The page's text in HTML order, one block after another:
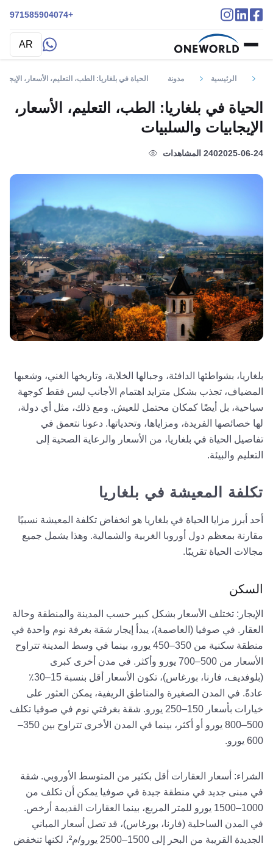
+971585904074
AR
الرئيسية مدونة الحياة في بلغاريا: الطب، التعليم، الأسعار،
الحياة في بلغاريا: الطب، التعليم، الأسعار،
الإيجابيات والسلبيات
2025-06-24240 المشاهدات
بلغاريا، بشواطئها الدافئة، وجبالها الخلابة، وتاريخها الغني، وشعبها
المضياف، تجذب بشكل متزايد اهتمام الأجانب ليس فقط كوجهة
سياحية، بل أيضًا كمكان محتمل للعيش. ومع ذلك، مثل أي دولة،
لها خصائصها الفريدة، ومزاياها، وتحدياتها. دعونا نتعمق في
تفاصيل الحياة في بلغاريا، من الأسعار والرعاية الصحية إلى
التعليم والبيئة.
تكلفة المعيشة في بلغاريا
أحد أبرز مزايا الحياة في بلغاريا هو انخفاض تكلفة المعيشة نسبيًا
مقارنة بمعظم دول أوروبا الغربية والشمالية. وهذا يشمل جميع
مجالات الحياة تقريبًا.
السكن
الإيجار: تختلف الأسعار بشكل كبير حسب المدينة والمنطقة وحالة
العقار. في صوفيا (العاصمة)، يبدأ إيجار شقة بغرفة نوم واحدة في
منطقة سكنية من 350–450 يورو، بينما في وسط المدينة تتراوح
الأسعار من 500–700 يورو وأكثر. في مدن أخرى كبرى
(بلوفديف، فارنا، بورغاس)، تكون الأسعار أقل بنسبة 15–30٪
عادةً. في المدن الصغيرة والمناطق الريفية، يمكن العثور على
خيارات بأسعار 150–250 يورو. شقة بغرفتي نوم في صوفيا تكلف
500–800 يورو أو أكثر، بينما في المدن الأخرى تتراوح بين 350–
600 يورو.
الشراء: أسعار العقارات أقل بكثير من المتوسط الأوروبي. شقة
في مبنى جديد في منطقة جيدة في صوفيا يمكن أن تكلف من
1000–1500 يورو للمتر المربع، بينما العقارات القديمة أرخص.
في المدن الساحلية (فارنا، بورغاس)، قد تصل أسعار المباني
الجديدة القريبة من البحر إلى 1500–2500 يورو/م²، لكنها تنخفض